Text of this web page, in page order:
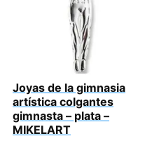
Joyas de la gimnasia
artística colgantes
gimnasta – plata –
MIKELART